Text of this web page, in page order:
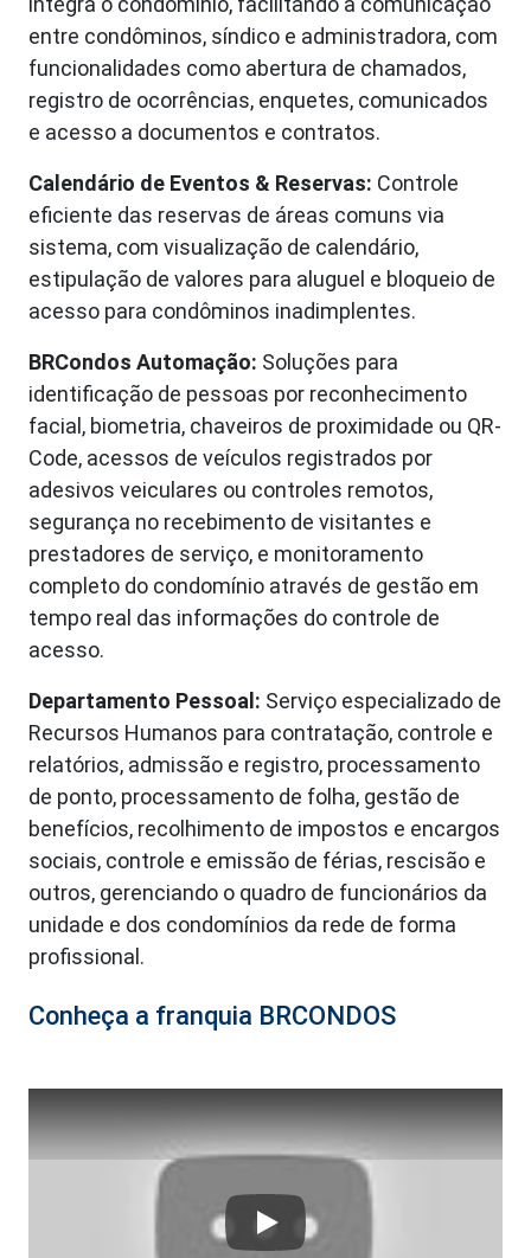
entre condôminos, síndico e administradora, com
funcionalidades como abertura de chamados,
registro de ocorrências, enquetes, comunicados
e acesso a documentos e contratos.
Calendário de Eventos & Reservas: Controle
eficiente das reservas de áreas comuns via
sistema, com visualização de calendário,
estipulação de valores para aluguel e bloqueio de
acesso para condôminos inadimplentes.
BRCondos Automação: Soluções para
identificação de pessoas por reconhecimento
facial, biometria, chaveiros de proximidade ou QR-
Code, acessos de veículos registrados por
adesivos veiculares ou controles remotos,
segurança no recebimento de visitantes e
prestadores de serviço, e monitoramento
completo do condomínio através de gestão em
tempo real das informações do controle de
acesso.
Departamento Pessoal: Serviço especializado de
Recursos Humanos para contratação, controle e
relatórios, admissão e registro, processamento
de ponto, processamento de folha, gestão de
benefícios, recolhimento de impostos e encargos
sociais, controle e emissão de férias, rescisão e
outros, gerenciando o quadro de funcionários da
unidade e dos condomínios da rede de forma
profissional.
Conheça a franquia BRCONDOS
Play